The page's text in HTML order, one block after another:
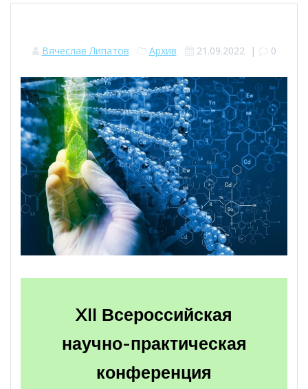
Вячеслав Липатов Архив 21.09.2022| 0
XII Всероссийская
научно-практическая
конференция